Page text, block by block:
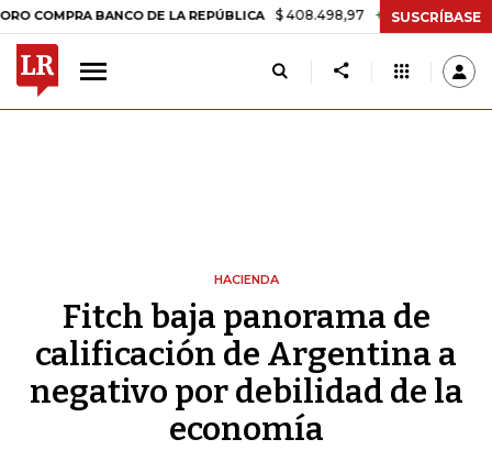
BANCO DE LA REPÚBLICA $ 408.498,97 +$ 8.753,81 +2,19%
SUSCRÍBASE
HACIENDA
Fitch baja panorama de
calificación de Argentina a
negativo por debilidad de la
economía